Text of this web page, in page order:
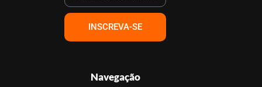
INSCREVA-SE
Navegação